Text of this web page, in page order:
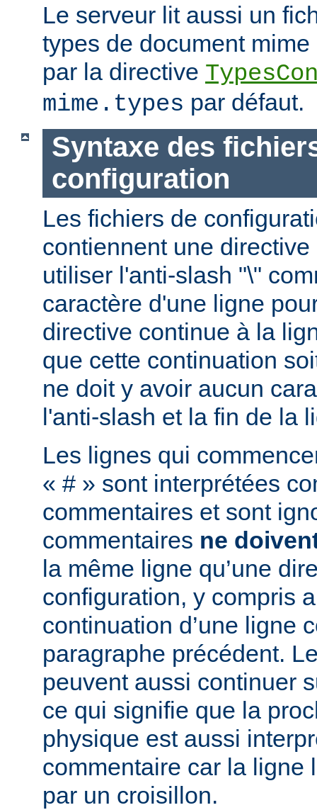
Le serveur lit aussi un
types de document
par la directive
mime.types par défaut.
Syntaxe des
configuration
Les fichiers de
contiennent une
utiliser l'anti-slash "\"
caractère d'une ligne
directive continue à la
que cette continuation
ne doit y avoir aucun
l'anti-slash et la fin de la
Les lignes qui
« # » sont interprétées
commentaires et sont
commentaires ne
la même ligne qu’une
configuration, y compris
continuation d’une ligne
paragraphe précédent.
peuvent aussi continuer
ce qui signifie que la
physique est aussi
commentaire car la ligne
par un croisillon.